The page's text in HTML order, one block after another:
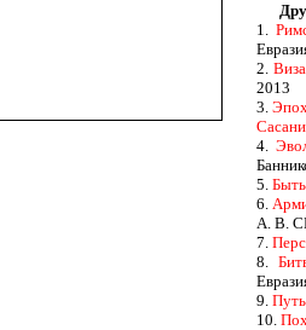
1.
2.
2013
3.
4.
5.
6.
А. В.
7.
8.
9.
10.